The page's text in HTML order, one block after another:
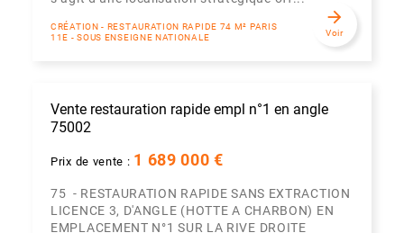
CRÉATION - RESTAURATION RAPIDE 74 M² PARIS
11E - SOUS ENSEIGNE NATIONALE
arrow_forward
Voir
Vente restauration rapide empl n°1 en angle
75002
Prix de vente : 1 689 000 €
75 - RESTAURATION RAPIDE SANS EXTRACTION
LICENCE 3, D'ANGLE (HOTTE A CHARBON) EN
EMPLACEMENT N°1 SUR LA RIVE DROITE